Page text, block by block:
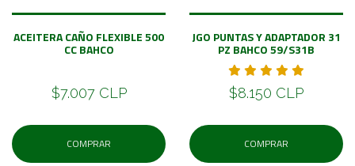
ACEITERA CAÑO FLEXIBLE 500
CC BAHCO
$7.007 CLP
COMPRAR
JGO PUNTAS Y ADAPTADOR 31
PZ BAHCO 59/S31B
$8.150 CLP
COMPRAR